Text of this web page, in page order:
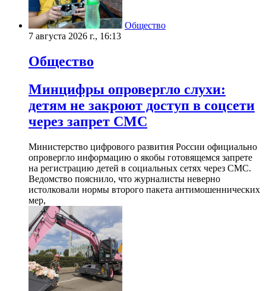
Общество
7 августа 2026 г., 16:13
Общество
Минцифры опровергло слухи:
детям не закроют доступ в соцсети
через запрет СМС
Министерство цифрового развития России официально
опровергло информацию о якобы готовящемся запрете
на регистрацию детей в социальных сетях через СМС.
Ведомство пояснило, что журналисты неверно
истолковали нормы второго пакета антимошеннических
мер,